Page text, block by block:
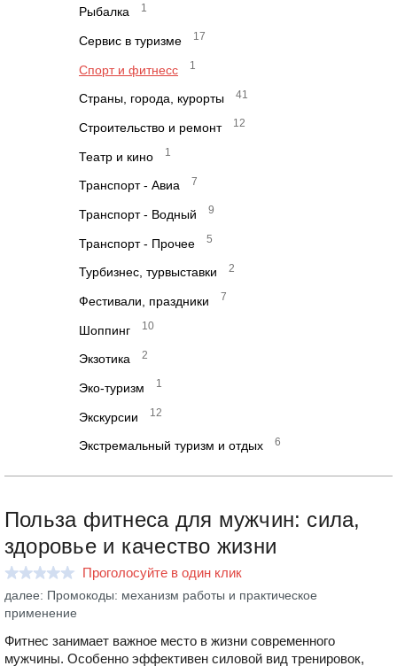
Рыбалка 1
Сервис в туризме 17
Спорт и фитнесс 1
Страны, города, курорты 41
Строительство и ремонт 12
Театр и кино 1
Транспорт - Авиа 7
Транспорт - Водный 9
Транспорт - Прочее 5
Турбизнес, турвыставки 2
Фестивали, праздники 7
Шоппинг 10
Экзотика 2
Эко-туризм 1
Экскурсии 12
Экстремальный туризм и отдых 6
Польза фитнеса для мужчин: сила,
здоровье и качество жизни
Проголосуйте в один клик
далее: Промокоды: механизм работы и практическое
применение
Фитнес занимает важное место в жизни современного
мужчины. Особенно эффективен силовой вид тренировок,